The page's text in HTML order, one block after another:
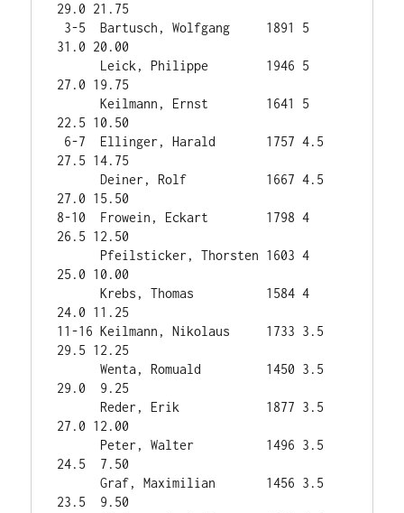
29.0 21.75
31.0 20.00
27.0 19.75
      Keilmann, Ernst        1641 5
22.5 10.50
27.5 14.75
      Deiner, Rolf           1667 4.5
27.0 15.50
8-10  Frowein, Eckart        1798 4
26.5 12.50
25.0 10.00
      Krebs, Thomas          1584 4
24.0 11.25
11-16 Keilmann, Nikolaus     1733 3.5
29.5 12.25
      Wenta, Romuald         1450 3.5
29.0  9.25
      Reder, Erik            1877 3.5
27.0 12.00
24.5  7.50
      Graf, Maximilian       1456 3.5
23.5  9.50